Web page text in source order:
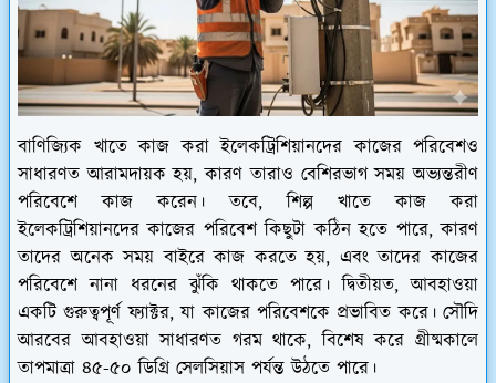
বাণিজ্যিক খাতে কাজ করা ইলেকট্রিশিয়ানদের কাজের পরিবেশও
সাধারণত আরামদায়ক হয়, কারণ তারাও বেশিরভাগ সময় অভ্যন্তরীণ
পরিবেশে কাজ করেন। তবে, শিল্প খাতে কাজ করা
ইলেকট্রিশিয়ানদের কাজের পরিবেশ কিছুটা কঠিন হতে পারে, কারণ
তাদের অনেক সময় বাইরে কাজ করতে হয়, এবং তাদের কাজের
পরিবেশে নানা ধরনের ঝুঁকি থাকতে পারে। দ্বিতীয়ত, আবহাওয়া
একটি গুরুত্বপূর্ণ ফ্যাক্টর, যা কাজের পরিবেশকে প্রভাবিত করে। সৌদি
আরবের আবহাওয়া সাধারণত গরম থাকে, বিশেষ করে গ্রীষ্মকালে
তাপমাত্রা ৪৫-৫০ ডিগ্রি সেলসিয়াস পর্যন্ত উঠতে পারে।